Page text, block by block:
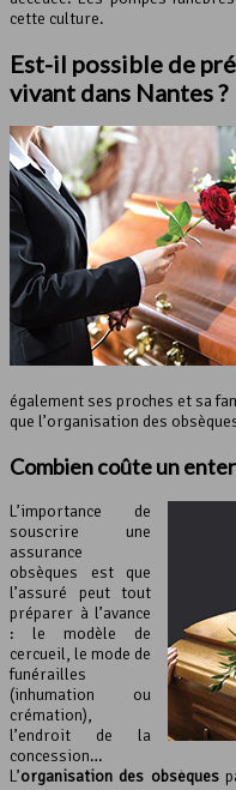
cette culture.
Est-il possible de
vivant dans Nantes ?
également ses proches et sa
que l’organisation des
Combien coûte un
L’importance de
souscrire une
assurance
obsèques est que
l’assuré peut tout
préparer à l’avance
: le modèle de
cercueil, le mode de
funérailles
(inhumation ou
crémation),
l’endroit de la
concession…
L’organisation des obsèques